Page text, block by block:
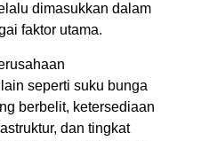
dimasukkan dalam
faktor utama.
seperti suku bunga
berbelit, ketersediaan
dan tingkat